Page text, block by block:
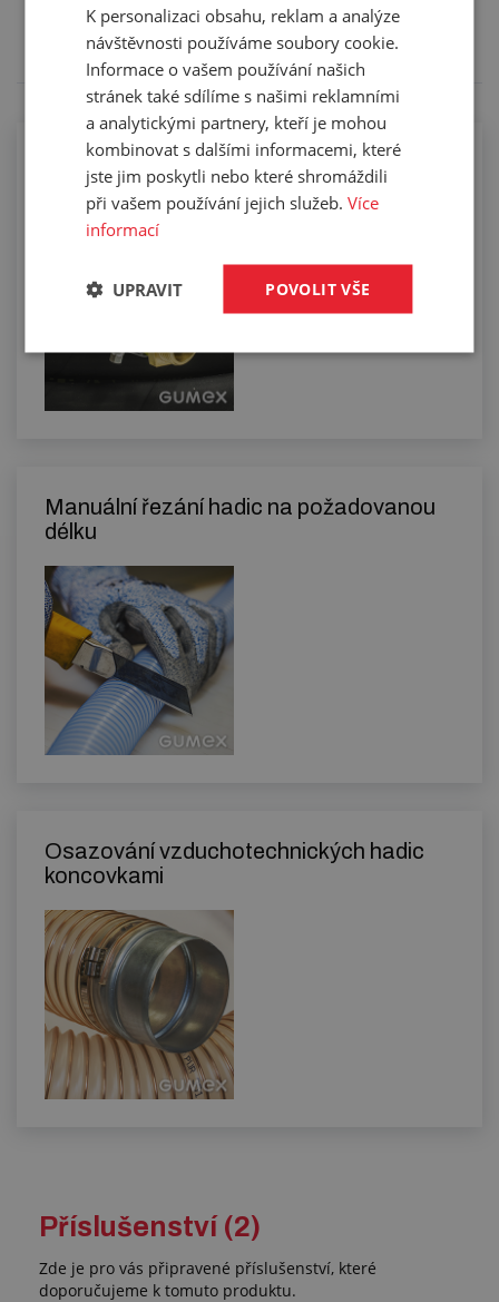
specifikaci budete moci upřesnit v poznámce u
objednávky.
Kompletace hadic koncovkami pomocí
spon
Manuální řezání hadic na požadovanou
délku
Osazování vzduchotechnických hadic
koncovkami
Příslušenství (2)
Zde je pro vás připravené příslušenství, které
doporučujeme k tomuto produktu.
K personalizaci obsahu, reklam a analýze
návštěvnosti používáme soubory cookie.
Informace o vašem používání našich
stránek také sdílíme s našimi reklamními
a analytickými partnery, kteří je mohou
kombinovat s dalšími informacemi, které
jste jim poskytli nebo které shromáždili
při vašem používání jejich služeb.Více
informací
POVOLIT VŠE
UPRAVIT